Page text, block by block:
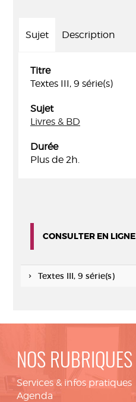
Sujet Description
Titre
Textes III, 9 série(s)
Sujet
Livres & BD
Durée
Plus de 2h.
CONSULTER EN LIGNE
Textes III, 9 série(s)
NOS RUBRIQUES
Services & infos pratiques
Agenda